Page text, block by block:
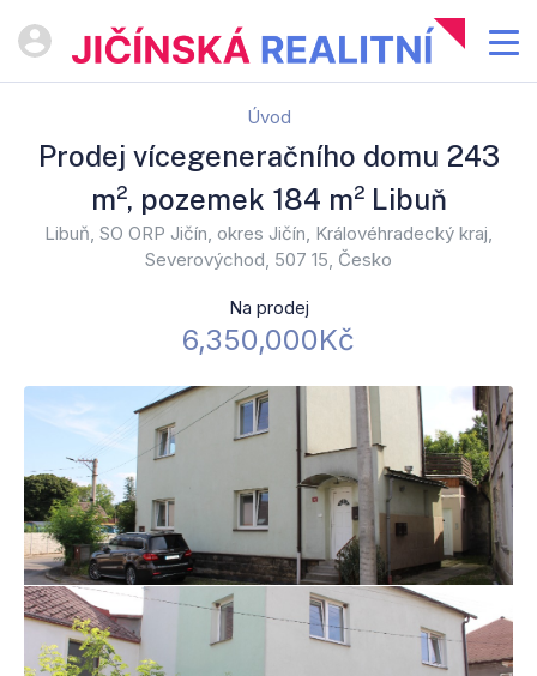
Úvod
Prodej vícegeneračního domu 243
m², pozemek 184 m² Libuň
Libuň, SO ORP Jičín, okres Jičín, Královéhradecký kraj,
Severovýchod, 507 15, Česko
Na prodej
6,350,000Kč